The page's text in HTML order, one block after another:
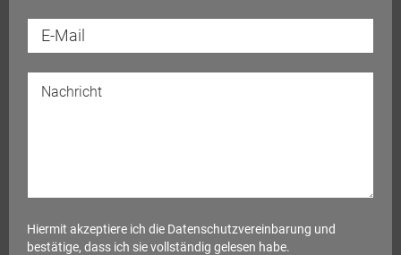
Hiermit akzeptiere ich die Datenschutzvereinbarung und
bestätige, dass ich sie vollständig gelesen habe.